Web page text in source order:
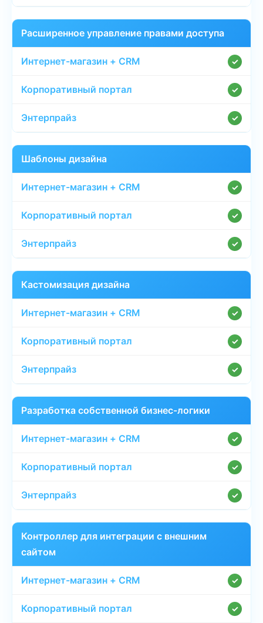
Расширенное управление правами доступа
✓
✓
✓
Шаблоны дизайна
✓
✓
✓
Кастомизация дизайна
✓
✓
✓
Разработка собственной бизнес-логики
✓
✓
✓
Контроллер для интеграции с внешним
сайтом
✓
✓